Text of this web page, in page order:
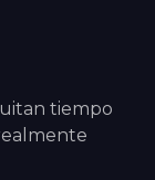
tiempo